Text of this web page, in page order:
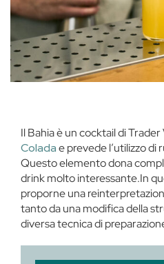
Il Bahia è un cocktail di
Coladae prevede l’utilizzo di
Questo elemento dona
drink molto interessante.In
proporne una
tanto da una modifica della
diversa tecnica di